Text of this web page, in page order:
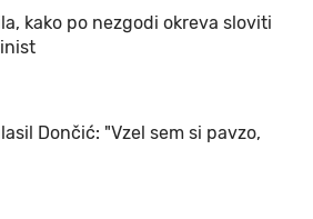
kako po nezgodi okreva sloviti
Dončić: "Vzel sem si pavzo,